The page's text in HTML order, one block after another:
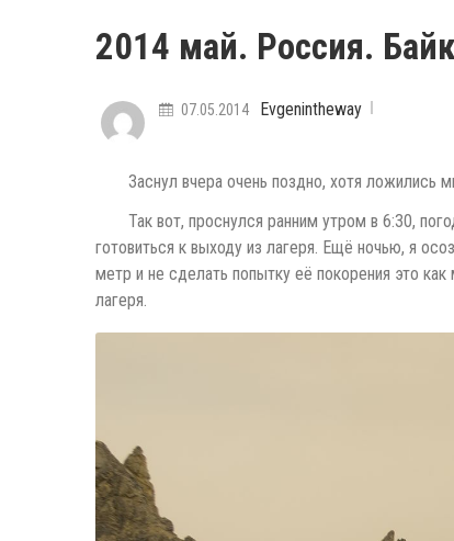
2014 май. Россия.
Evgenintheway
07.05.2014
Заснул вчера очень поздно, хотя ложились
Так вот, проснулся ранним утром в 6:30,
готовиться к выходу из лагеря. Ещё ночью, я
метр и не сделать попытку её покорения это
лагеря.